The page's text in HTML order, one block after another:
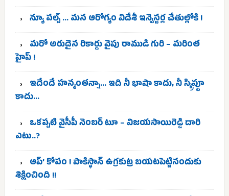
న్యూ పల్స్ … మన ఆరోగ్యం విదేశీ ఇన్వెస్టర్ల చేతుల్లోకి !
మరో అరుదైన రికార్డు వైపు రాముడి గురి – మరింత
హైప్ !
ఇదేందే హన్మంతన్నా… ఇది నీ భాషా కాదు, నీ స్క్రిప్టూ
కాదు…
ఒకప్పటి వైసీపీ నెంబర్ టూ – విజయసాయిరెడ్డి దారి
ఎటు..?
ఆప్’ కోపం ! పాకిస్థాన్ ఉగ్రకుట్ర బయటపెట్టినందుకు
శిక్షించింది !!